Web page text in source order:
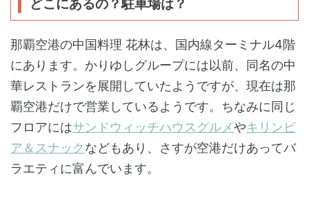
どこにあるの？駐車場は？
那覇空港の中国料理 花林は、国内線ターミナル4階
にあります。かりゆしグループには以前、同名の中
華レストランを展開していたようですが、現在は那
覇空港だけで営業しているようです。ちなみに同じ
フロアにはサンドウィッチハウスグルメやキリンビ
ア＆スナックなどもあり、さすが空港だけあってバ
ラエティに富んでいます。